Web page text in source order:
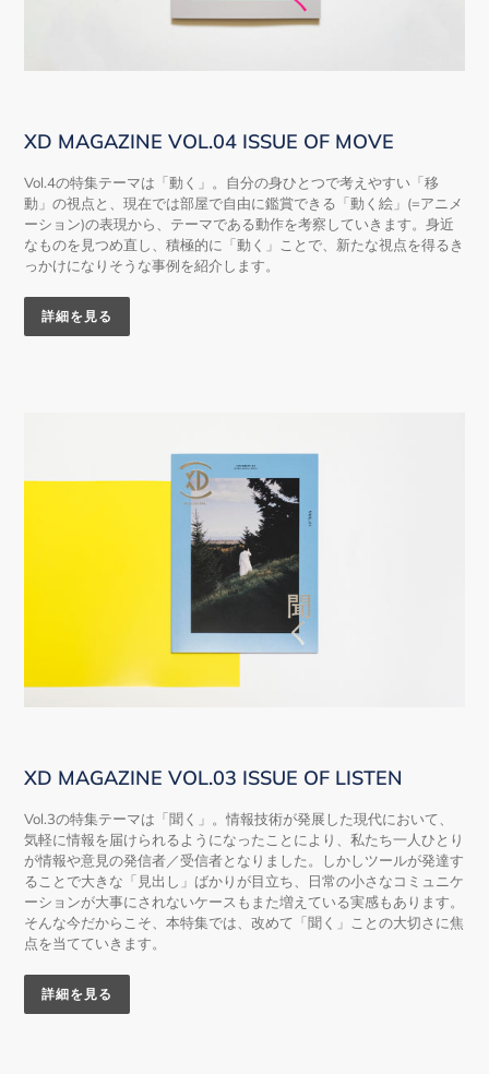
XD MAGAZINE VOL.04 ISSUE OF MOVE
Vol.4の特集テーマは「動く」。自分の身ひとつで考えやすい「移
動」の視点と、現在では部屋で自由に鑑賞できる「動く絵」(=アニメ
ーション)の表現から、テーマである動作を考察していきます。身近
なものを見つめ直し、積極的に「動く」ことで、新たな視点を得るき
っかけになりそうな事例を紹介します。
詳細を見る
XD MAGAZINE VOL.03 ISSUE OF LISTEN
Vol.3の特集テーマは「聞く」。情報技術が発展した現代において、
気軽に情報を届けられるようになったことにより、私たち一人ひとり
が情報や意見の発信者／受信者となりました。しかしツールが発達す
ることで大きな「見出し」ばかりが目立ち、日常の小さなコミュニケ
ーションが大事にされないケースもまた増えている実感もあります。
そんな今だからこそ、本特集では、改めて「聞く」ことの大切さに焦
点を当てていきます。
詳細を見る